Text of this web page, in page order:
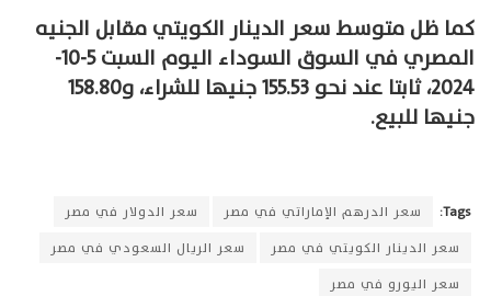
كما ظل متوسط سعر الدينار الكويتي مقابل الجنيه
المصري في السوق السوداء اليوم السبت 5-10-
2024، ثابتا عند نحو 155.53 جنيها للشراء، و158.80
جنيها للبيع.
Tags: سعر الدرهم الإماراتي في مصر
سعر الدولار في مصر
سعر الدينار الكويتي في مصر
سعر الريال السعودي في مصر
سعر اليورو في مصر